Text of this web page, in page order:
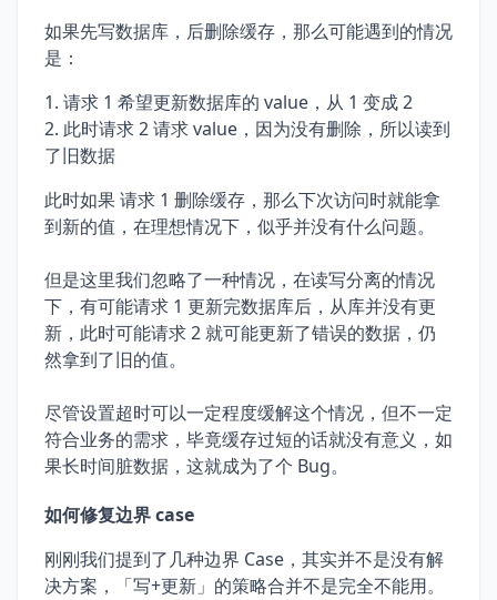
如果先写数据库，后删除缓存，那么可能遇到的情况
是：
请求 1 希望更新数据库的 value，从 1 变成 2
此时请求 2 请求 value，因为没有删除，所以读到
了旧数据
此时如果 请求 1 删除缓存，那么下次访问时就能拿
到新的值，在理想情况下，似乎并没有什么问题。
但是这里我们忽略了一种情况，在读写分离的情况
下，有可能请求 1 更新完数据库后，从库并没有更
新，此时可能请求 2 就可能更新了错误的数据，仍
然拿到了旧的值。
尽管设置超时可以一定程度缓解这个情况，但不一定
符合业务的需求，毕竟缓存过短的话就没有意义，如
果长时间脏数据，这就成为了个 Bug。
如何修复边界 case
刚刚我们提到了几种边界 Case，其实并不是没有解
决方案，「写+更新」的策略合并不是完全不能用。